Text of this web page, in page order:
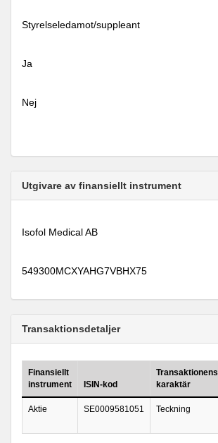
Styrelseledamot/suppleant
Ja
Nej
Utgivare av finansiellt instrument
Isofol Medical AB
549300MCXYAHG7VBHX75
Transaktionsdetaljer
Finansiellt
instrument
ISIN-kod
Transaktionens
karaktär
Aktie SE0009581051 Teckning